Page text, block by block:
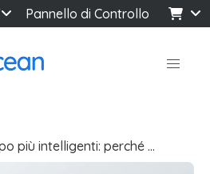
Pannello di Controllo
più intelligenti: perché …